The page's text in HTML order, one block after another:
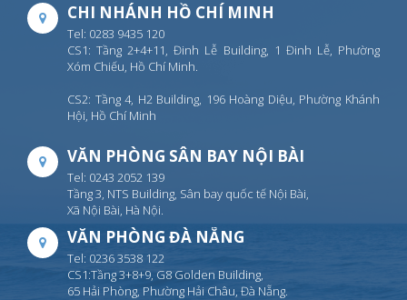
CHI NHÁNH HỒ CHÍ MINH
Tel: 0283 9435 120
CS1: Tầng 2+4+11, Đinh Lễ Building, 1 Đinh Lễ, Phường
Xóm Chiếu, Hồ Chí Minh.
CS2: Tầng 4, H2 Building, 196 Hoàng Diệu, Phường Khánh
Hội, Hồ Chí Minh
VĂN PHÒNG SÂN BAY NỘI BÀI
Tel: 0243 2052 139
Tầng 3, NTS Building, Sân bay quốc tế Nội Bài,
Xã Nội Bài, Hà Nội.
VĂN PHÒNG ĐÀ NẴNG
Tel: 0236 3538 122
CS1:Tầng 3+8+9, G8 Golden Building,
65 Hải Phòng, Phường Hải Châu, Đà Nẵng.